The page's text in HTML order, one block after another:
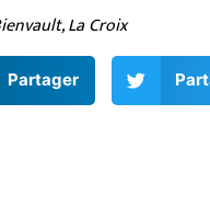
La Croix
Partager